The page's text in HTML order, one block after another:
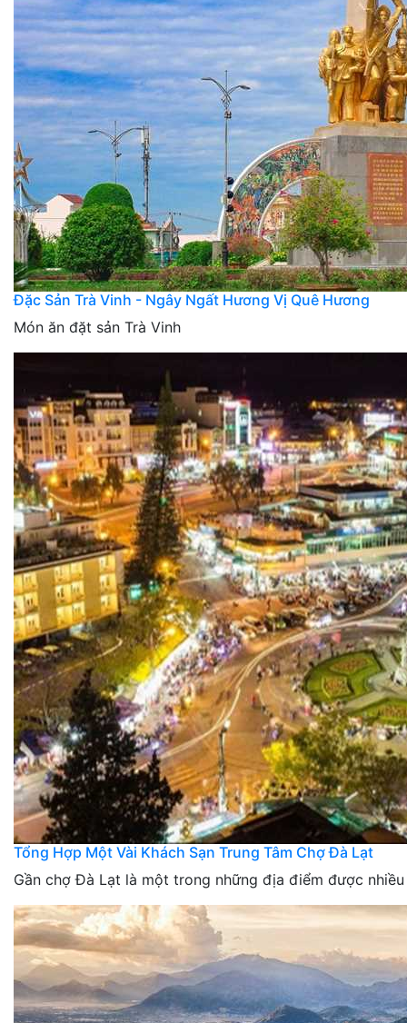
Đặc Sản Trà Vinh - Ngây Ngất Hương Vị Quê Hương
Món ăn đặt sản Trà Vinh
Tổng Hợp Một Vài Khách Sạn Trung Tâm Chợ Đà Lạt
Gần chợ Đà Lạt là một trong những địa điểm được